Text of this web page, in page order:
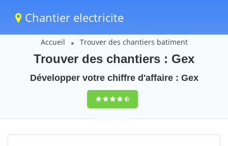
Chantier electricite
Accueil Trouver des chantiers batiment
Trouver des chantiers : Gex
Développer votre chiffre d'affaire : Gex
9,5(100%)57
votes